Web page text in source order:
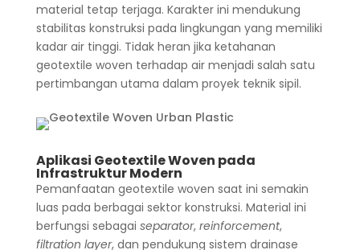
material tetap terjaga. Karakter ini mendukung
stabilitas konstruksi pada lingkungan yang memiliki
kadar air tinggi. Tidak heran jika ketahanan
geotextile woven terhadap air menjadi salah satu
pertimbangan utama dalam proyek teknik sipil.
Aplikasi Geotextile Woven pada
Infrastruktur Modern
Pemanfaatan geotextile woven saat ini semakin
luas pada berbagai sektor konstruksi. Material ini
berfungsi sebagai separator, reinforcement,
filtration layer, dan pendukung sistem drainase